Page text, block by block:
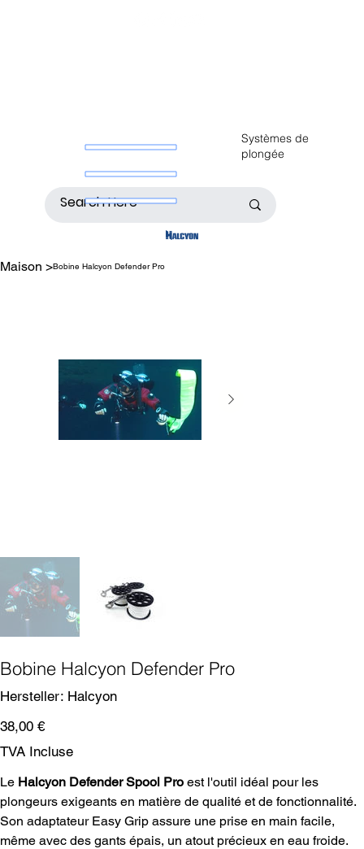
Systèmes de
plongée
Maison >Bobine Halcyon Defender Pro
Bobine Halcyon Defender Pro
Hersteller: SKU
Halcyon
Halcyon
Prix
38,00 €
TVA Incluse
Le Halcyon Defender Spool Pro est l'outil idéal pour les
plongeurs exigeants en matière de qualité et de fonctionnalité.
Son adaptateur Easy Grip assure une prise en main facile,
même avec des gants épais, un atout précieux en eau froide.